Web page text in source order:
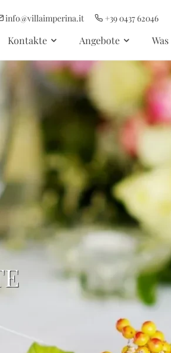
info@villaimperina.it +39 0437 62046
Kontakte Angebote